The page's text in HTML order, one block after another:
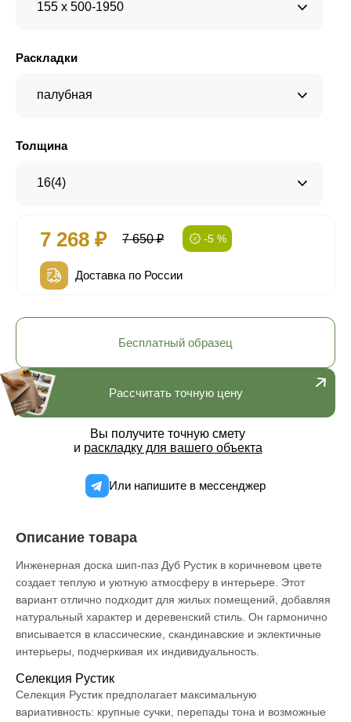
155 x 500-1950
Раскладки
палубная
Толщина
16(4)
7 268 ₽ 7 650 ₽ -5 %
Доставка по России
Рассчитать точную цену
Вы получите точную смету
и раскладку для вашего объекта
Или напишите в мессенджер
Бесплатный образец
Описание товара
Инженерная доска шип-паз Дуб Рустик в коричневом цвете
создает теплую и уютную атмосферу в интерьере. Этот
вариант отлично подходит для жилых помещений, добавляя
натуральный характер и деревенский стиль. Он гармонично
вписывается в классические, скандинавские и эклектичные
интерьеры, подчеркивая их индивидуальность.
Селекция Рустик
Селекция Рустик предполагает максимальную
вариативность: крупные сучки, перепады тона и возможные